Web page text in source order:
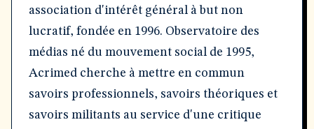
association d'intérêt général à but non
lucratif, fondée en 1996. Observatoire des
médias né du mouvement social de 1995,
Acrimed cherche à mettre en commun
savoirs professionnels, savoirs théoriques et
savoirs militants au service d'une critique